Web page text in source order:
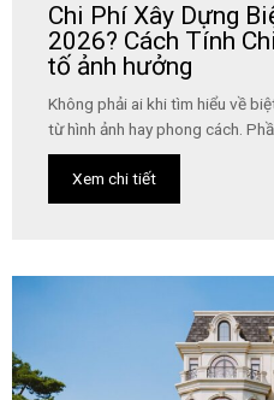
Chi Phí Xây Dựng
2026? Cách Tính
tố ảnh hưởng
Không phải ai khi tìm hiểu về
từ hình ảnh hay phong cách.
Xem chi tiết